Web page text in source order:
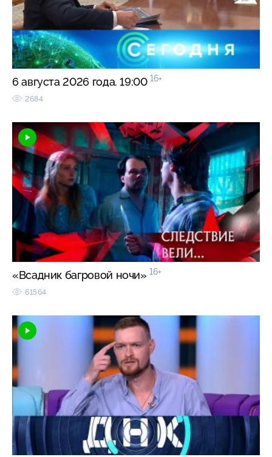
6 августа 2026 года. 19:00 16+
2684
«Всадник багровой ночи» 16+
61564